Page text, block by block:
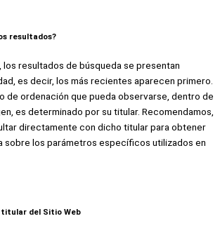
resultados?
los resultados de búsqueda se presentan
es decir, los más recientes aparecen primero.
de ordenación que pueda observarse, dentro de
es determinado por su titular. Recomendamos,
directamente con dicho titular para obtener
sobre los parámetros específicos utilizados en
titular del Sitio Web